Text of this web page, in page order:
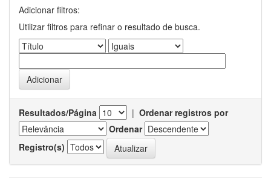
Adicionar filtros:
Utilizar filtros para refinar o resultado de busca.
Resultados/Página | Ordenar registros por
Ordenar
Registro(s)